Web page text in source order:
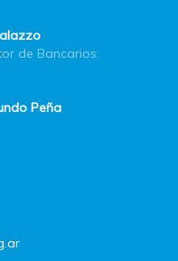
de Bancarios:
Peña